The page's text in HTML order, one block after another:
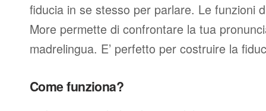
fiducia in se stesso per parlare. Le funzioni
More permette di confrontare la tua
madrelingua. E’ perfetto per costruire la
Come funziona?